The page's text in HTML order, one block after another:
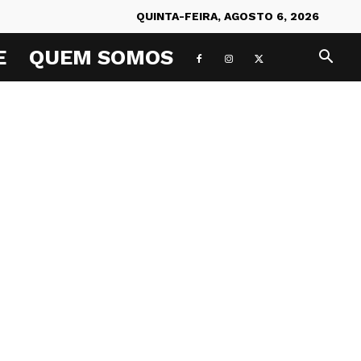
QUINTA-FEIRA, AGOSTO 6, 2026
QUEM SOMOS